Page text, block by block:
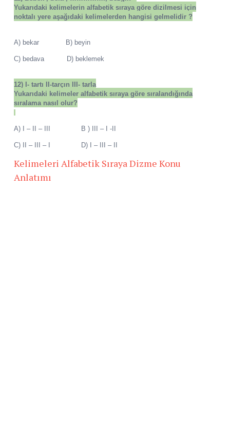
Yukarıdaki kelimelerin alfabetik sıraya göre dizilmesi için
noktalı yere aşağıdaki kelimelerden hangisi gelmelidir ?
A) bekar B) beyin
C) bedava D) beklemek
12) I- tartı II-tarçın III- tarla
Yukarıdaki kelimeler alfabetik sıraya göre sıralandığında
sıralama nasıl olur?
A) I – II – III B ) III – I -II
C) II – III – I D) I – III – II
Kelimeleri Alfabetik Sıraya Dizme Konu
Anlatımı